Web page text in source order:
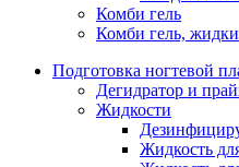
Комби гель
Комби гель,
Подготовка ногтевой
Дегидратор и
Жидкости
Жидкость